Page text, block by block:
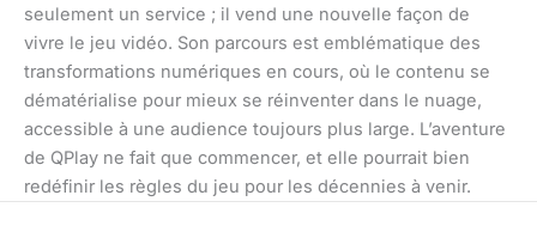
seulement un service ; il vend une nouvelle façon de
vivre le jeu vidéo. Son parcours est emblématique des
transformations numériques en cours, où le contenu se
dématérialise pour mieux se réinventer dans le nuage,
accessible à une audience toujours plus large. L’aventure
de QPlay ne fait que commencer, et elle pourrait bien
redéfinir les règles du jeu pour les décennies à venir.